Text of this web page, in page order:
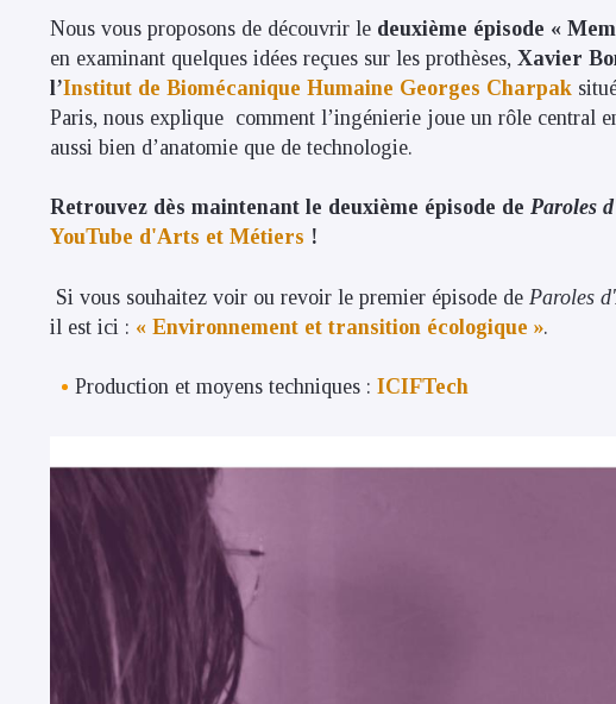
Nous vous proposons de découvrir le deuxième épisode «
en examinant quelques idées reçues sur les prothèses, Xavier
l’Institut de Biomécanique Humaine Georges Charpak
Paris, nous explique comment l’ingénierie joue un rôle central
aussi bien d’anatomie que de technologie.
Retrouvez dès maintenant le deuxième épisode de Paroles
YouTube d'Arts et Métiers !
Si vous souhaitez voir ou revoir le premier épisode de Paroles
il est ici : « Environnement et transition écologique ».
Production et moyens techniques : ICIFTech